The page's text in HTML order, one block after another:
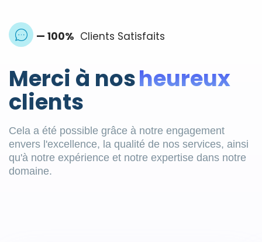
— 100% Clients Satisfaits
Merci à nosheureux
clients
Cela a été possible grâce à notre engagement
envers l'excellence, la qualité de nos services, ainsi
qu'à notre expérience et notre expertise dans notre
domaine.